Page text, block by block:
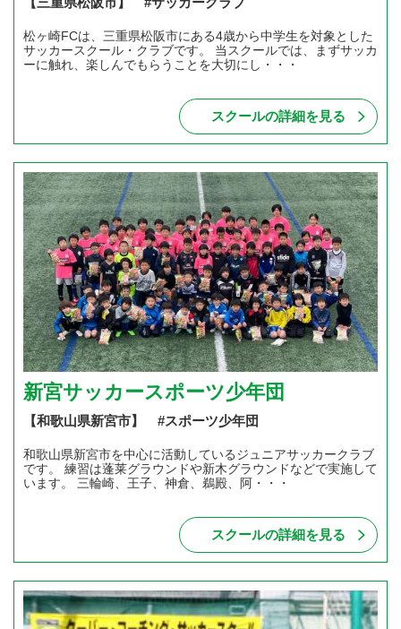
松ヶ崎FCは、三重県松阪市にある4歳から中学生を対象とした
サッカースクール・クラブです。 当スクールでは、まずサッカ
ーに触れ、楽しんでもらうことを大切にし・・・
スクールの詳細を見る
新宮サッカースポーツ少年団
【和歌山県新宮市】 #スポーツ少年団
和歌山県新宮市を中心に活動しているジュニアサッカークラブ
です。 練習は蓬莱グラウンドや新木グラウンドなどで実施して
います。 三輪崎、王子、神倉、鵜殿、阿・・・
スクールの詳細を見る